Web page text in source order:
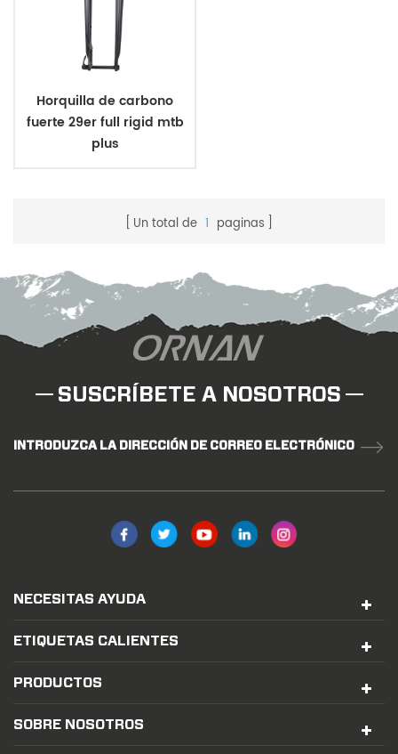
Horquilla de carbono
fuerte 29er full rigid mtb
plus
Un total de 1 paginas
SUSCRÍBETE A NOSOTROS
INTRODUZCA LA DIRECCIÓN DE CORREO ELECTRÓNICO
NECESITAS AYUDA
ETIQUETAS CALIENTES
PRODUCTOS
SOBRE NOSOTROS